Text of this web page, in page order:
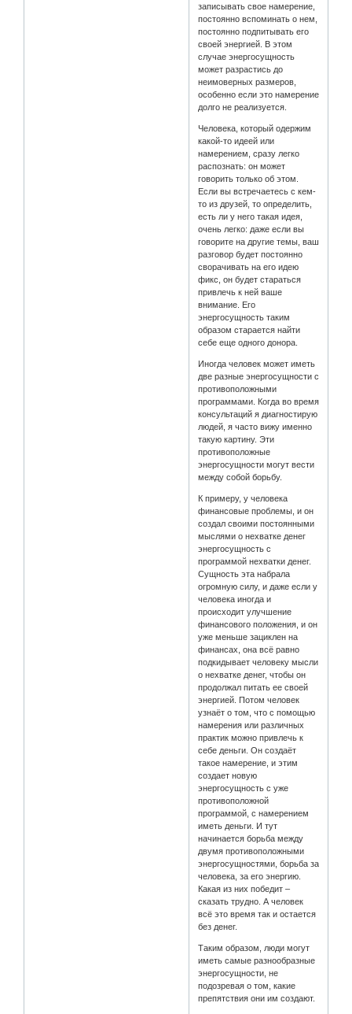
записывать свое намерение,
постоянно вспоминать о нем,
постоянно подпитывать его
своей энергией. В этом
случае энергосущность
может разрастись до
неимоверных размеров,
особенно если это намерение
долго не реализуется.
Человека, который одержим
какой-то идеей или
намерением, сразу легко
распознать: он может
говорить только об этом.
Если вы встречаетесь с кем-
то из друзей, то определить,
есть ли у него такая идея,
очень легко: даже если вы
говорите на другие темы, ваш
разговор будет постоянно
сворачивать на его идею
фикс, он будет стараться
привлечь к ней ваше
внимание. Его
энергосущность таким
образом старается найти
себе еще одного донора.
Иногда человек может иметь
две разные энергосущности с
противоположными
программами. Когда во время
консультаций я диагностирую
людей, я часто вижу именно
такую картину. Эти
противоположные
энергосущности могут вести
между собой борьбу.
К примеру, у человека
финансовые проблемы, и он
создал своими постоянными
мыслями о нехватке денег
энергосущность с
программой нехватки денег.
Сущность эта набрала
огромную силу, и даже если у
человека иногда и
происходит улучшение
финансового положения, и он
уже меньше зациклен на
финансах, она всё равно
подкидывает человеку мысли
о нехватке денег, чтобы он
продолжал питать ее своей
энергией. Потом человек
узнаёт о том, что с помощью
намерения или различных
практик можно привлечь к
себе деньги. Он создаёт
такое намерение, и этим
создает новую
энергосущность с уже
противоположной
программой, с намерением
иметь деньги. И тут
начинается борьба между
двумя противоположными
энергосущностями, борьба за
человека, за его энергию.
Какая из них победит –
сказать трудно. А человек
всё это время так и остается
без денег.
Таким образом, люди могут
иметь самые разнообразные
энергосущности, не
подозревая о том, какие
препятствия они им создают.